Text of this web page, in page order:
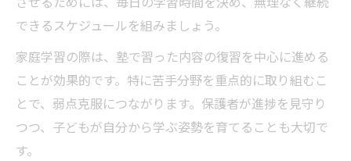
できるスケジュールを組みましょう。
家庭学習の際は、塾で習った内容の復習を中心に進める
ことが効果的です。特に苦手分野を重点的に取り組むこ
とで、弱点克服につながります。保護者が進捗を見守り
つつ、子どもが自分から学ぶ姿勢を育てることも大切で
す。